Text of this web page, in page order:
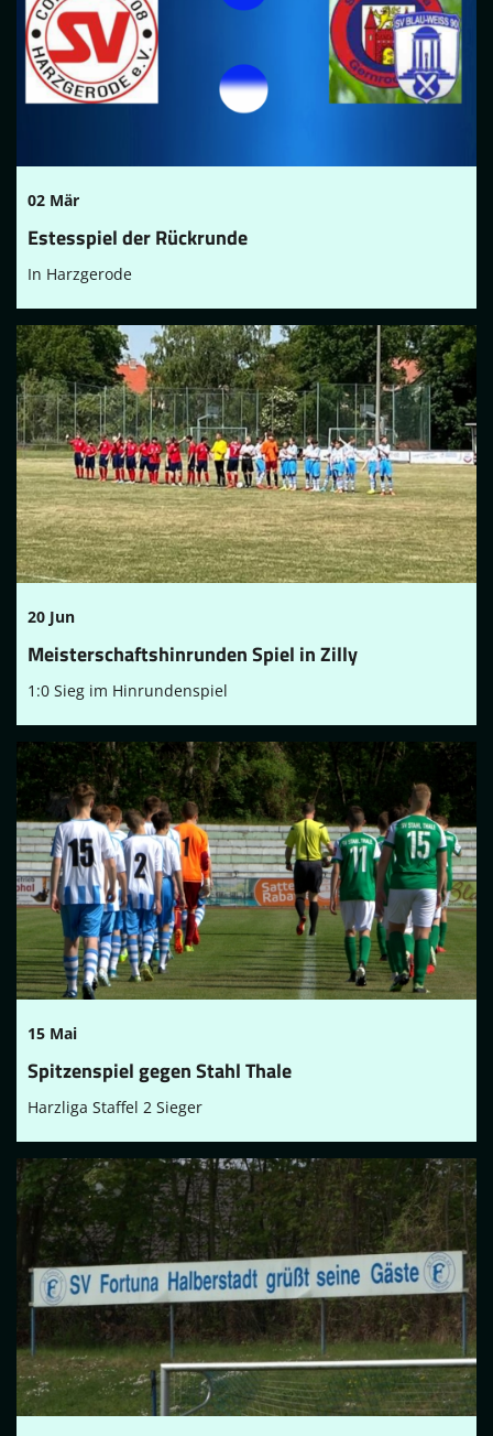
02 Mär
Estesspiel der Rückrunde
In Harzgerode
20 Jun
Meisterschaftshinrunden Spiel in Zilly
1:0 Sieg im Hinrundenspiel
15 Mai
Spitzenspiel gegen Stahl Thale
Harzliga Staffel 2 Sieger